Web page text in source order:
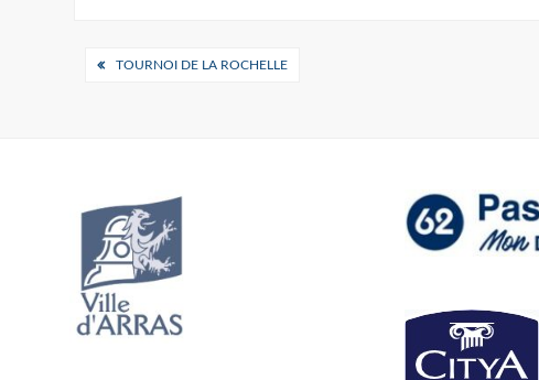
Navigation
TOURNOI DE LA ROCHELLE